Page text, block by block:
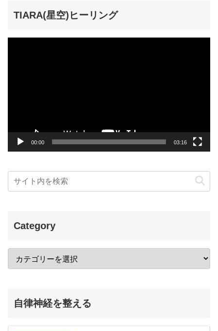
TIARA(星空)ヒーリング
00:00 03:16
Category
自律神経を整える